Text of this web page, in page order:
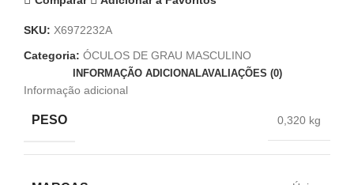
SKU: X6972232A
Categoria: ÓCULOS DE GRAU MASCULINO
INFORMAÇÃO ADICIONALAVALIAÇÕES (0)
Informação adicional
PESO 0,320 kg